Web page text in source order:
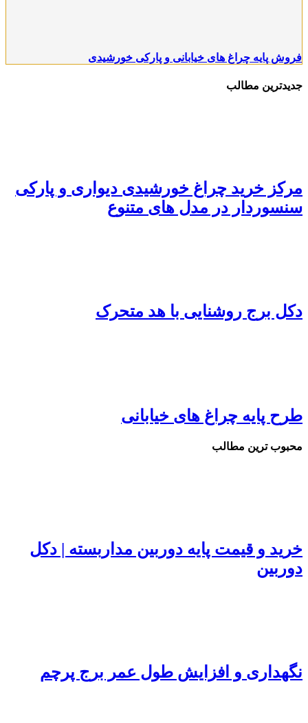
فروش پایه چراغ های خیابانی و پارکی خورشیدی
جدیدترین مطالب
مرکز خرید چراغ خورشیدی دیواری و پارکی
سنسوردار در مدل های متنوع
دکل برج روشنایی با هد متحرک
طرح پایه چراغ های خیابانی
محبوب ترین مطالب
خرید و قیمت پایه دوربین مداربسته | دکل
دوربین
نگهداری و افزایش طول عمر برج پرچم